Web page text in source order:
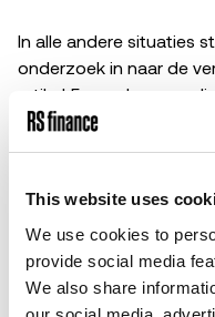
This website uses
We use cookies to
provide social media
We also share
In alle andere situaties
onderzoek in naar de
artikel 5 van deze
melder binnen zeven
ingesteld wordt en
gebracht van de
een afschrift, tenzij
bestaan. De